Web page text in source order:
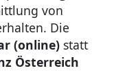
von
Die
(online) statt
Österreich